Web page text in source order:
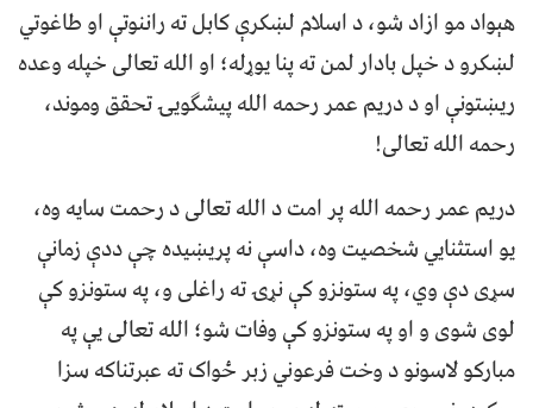
هېواد مو ازاد شو، د اسلام لښکرې کابل ته راننوتې او طاغوتي
لښکرو د خپل بادار لمن ته پنا یوړله؛ او الله تعالی خپله وعده
ریښتونې او د دریم عمر رحمه الله پیشګویۍ تحقق وموند،
رحمه الله تعالی!
دریم عمر رحمه الله پر امت د الله تعالی د رحمت سایه وه،
یو استثنایي شخصیت وه، داسې نه پریښیده چې ددې زمانې
سړی دې وي، په ستونزو کې نړۍ ته راغلی و، په ستونزو کې
لوی شوی و او په ستونزو کې وفات شو؛ الله تعالی یې په
مبارکو لاسونو د وخت فرعوني زبر ځواک ته عبرتناکه سزا